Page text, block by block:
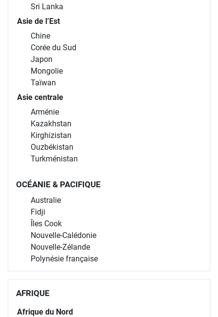
Sri Lanka
Asie de l’Est
Chine
Corée du Sud
Japon
Mongolie
Taïwan
Asie centrale
Arménie
Kazakhstan
Kirghizistan
Ouzbékistan
Turkménistan
OCÉANIE & PACIFIQUE
Australie
Fidji
Îles Cook
Nouvelle-Calédonie
Nouvelle-Zélande
Polynésie française
AFRIQUE
Afrique du Nord